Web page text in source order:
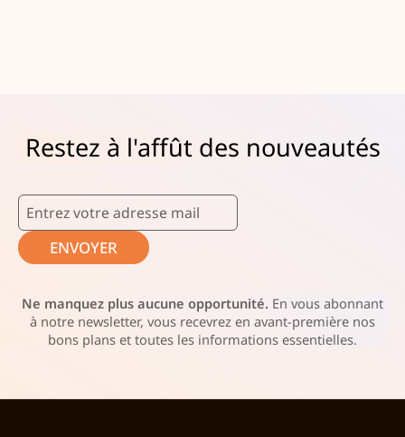
Restez à l'affût des nouveautés
ENVOYER
Ne manquez plus aucune opportunité. En vous abonnant
à notre newsletter, vous recevrez en avant-première nos
bons plans et toutes les informations essentielles.